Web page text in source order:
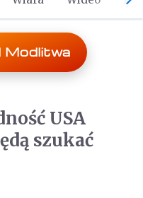
Modlitwa
USA
szukać